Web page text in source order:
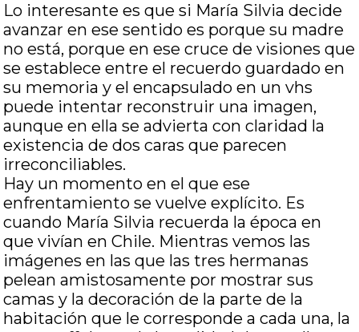
Lo interesante es que si María Silvia decide
avanzar en ese sentido es porque su madre
no está, porque en ese cruce de visiones que
se establece entre el recuerdo guardado en
su memoria y el encapsulado en un vhs
puede intentar reconstruir una imagen,
aunque en ella se advierta con claridad la
existencia de dos caras que parecen
irreconciliables.
Hay un momento en el que ese
enfrentamiento se vuelve explícito. Es
cuando María Silvia recuerda la época en
que vivían en Chile. Mientras vemos las
imágenes en las que las tres hermanas
pelean amistosamente por mostrar sus
camas y la decoración de la parte de la
habitación que le corresponde a cada una, la